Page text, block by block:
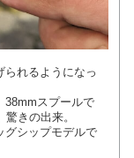
られるようになっ
38mmスプールで
きの出来。
グシップモデルで